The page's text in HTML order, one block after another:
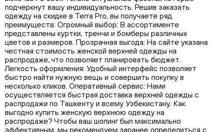
подчеркнут вашу индивидуальность. Решив заказать
одежду на скидке в Terra Pro, вы получаете ряд
преимуществ: Огромный выбор: В ассортименте
представлены куртки, тренчи и бомберы различных
цветов и размеров. Прозрачная выгода: На сайте указана
честная стоимость женской верхней одежды на
распродаже, что позволяет планировать бюджет.
Легкость оформления: Удобный интерфейс позволяет
быстро найти нужную вещь и совершить покупку в
несколько кликов. Оперативный сервис: Нами
осуществляется быстрая доставка верхней одежды с
распродажи по Ташкенту и всему Узбекистану. Как
выгодно купить женскую верхнюю одежду на
распродаже? Чтобы ваш шопинг был максимально
эффективным, мы рекомендуем заранее определиться с